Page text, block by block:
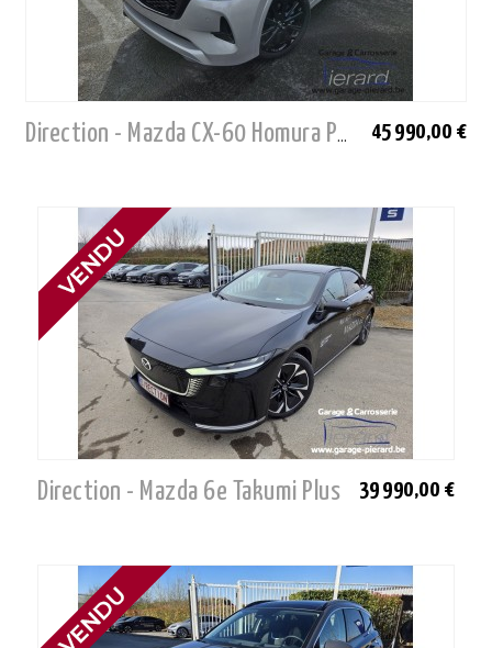
Direction - Mazda CX-60 Homura PHEV 45 990,00 €
Direction - Mazda 6e Takumi Plus 39 990,00 €